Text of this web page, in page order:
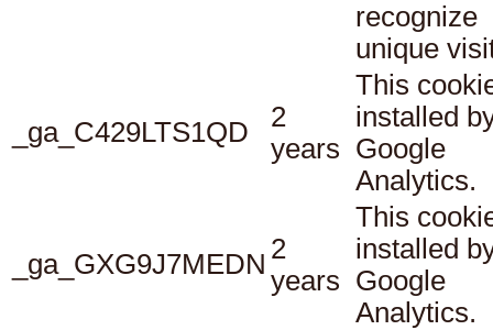
recognize
unique
_ga_C429LTS1QD
2
years
This
installed
Google
Analytics.
_ga_GXG9J7MEDN 2
years
This
installed
Google
Analytics.